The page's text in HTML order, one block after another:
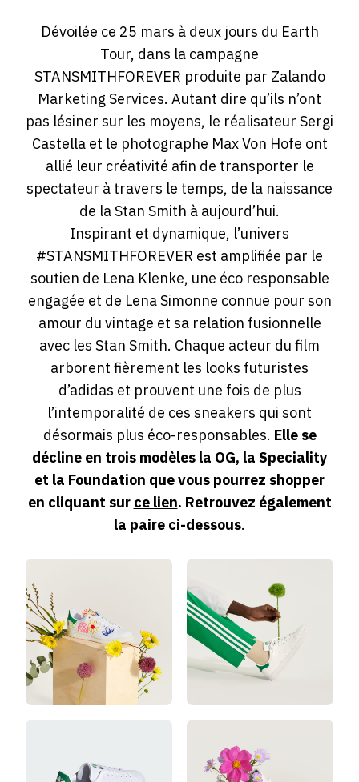
Dévoilée ce 25 mars à deux jours du Earth
Tour, dans la campagne
STANSMITHFOREVER produite par Zalando
Marketing Services. Autant dire qu’ils n’ont
pas lésiner sur les moyens, le réalisateur Sergi
Castella et le photographe Max Von Hofe ont
allié leur créativité afin de transporter le
spectateur à travers le temps, de la naissance
de la Stan Smith à aujourd’hui.
Inspirant et dynamique, l’univers
#STANSMITHFOREVER est amplifiée par le
soutien de Lena Klenke, une éco responsable
engagée et de Lena Simonne connue pour son
amour du vintage et sa relation fusionnelle
avec les Stan Smith. Chaque acteur du film
arborent fièrement les looks futuristes
d’adidas et prouvent une fois de plus
l’intemporalité de ces sneakers qui sont
désormais plus éco-responsables. Elle se
décline en trois modèles la OG, la Speciality
et la Foundation que vous pourrez shopper
en cliquant surce lien. Retrouvez également
la paire ci-dessous.